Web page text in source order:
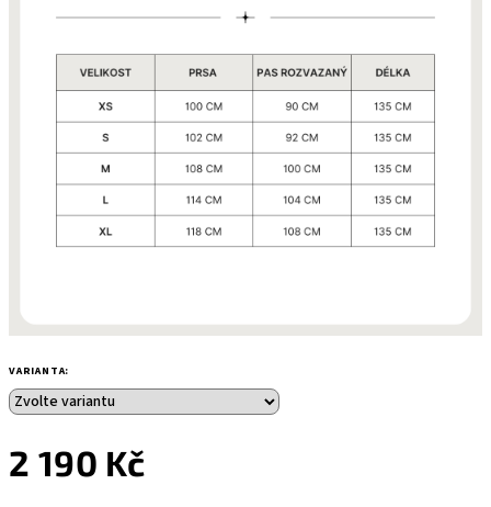
VARIANTA:
2 190 Kč